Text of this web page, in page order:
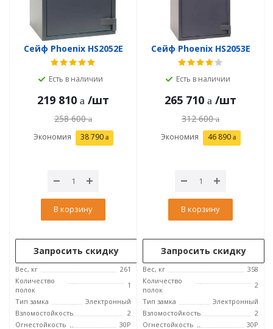
Сейф Phoenix HS2052E
Есть в наличии
219 810 /шт
258 600
Экономия 38 790
В корзину
Запросить скидку
Вес, кг
261
Количество
полок
1
Тип замка
Электронный
Взломостойкость
2
Огнестойкость
30P
Сейф Phoenix HS2053E
Есть в наличии
265 710 /шт
312 600
Экономия 46 890
В корзину
Запросить скидку
Вес, кг
358
Количество
полок
2
Тип замка
Электронный
Взломостойкость
2
Огнестойкость
30P